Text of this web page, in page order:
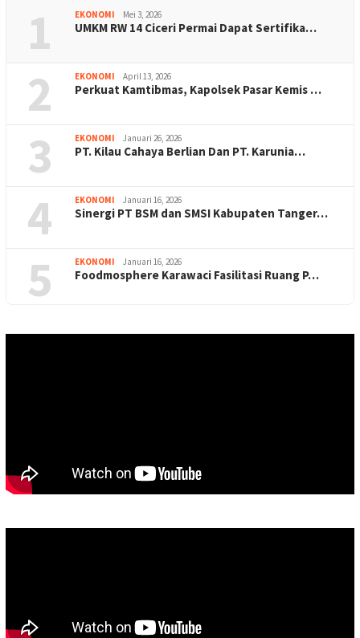
1 EKONOMI Mei 3, 2026
UMKM RW 14 Ciceri Permai Dapat Sertifika…
2 EKONOMI April 13, 2026
Perkuat Kamtibmas, Kapolsek Pasar Kemis …
3 EKONOMI Januari 26, 2026
PT. Kilau Cahaya Berlian Dan PT. Karunia…
4 EKONOMI Januari 16, 2026
Sinergi PT BSM dan SMSI Kabupaten Tanger…
5 EKONOMI Januari 16, 2026
Foodmosphere Karawaci Fasilitasi Ruang P…